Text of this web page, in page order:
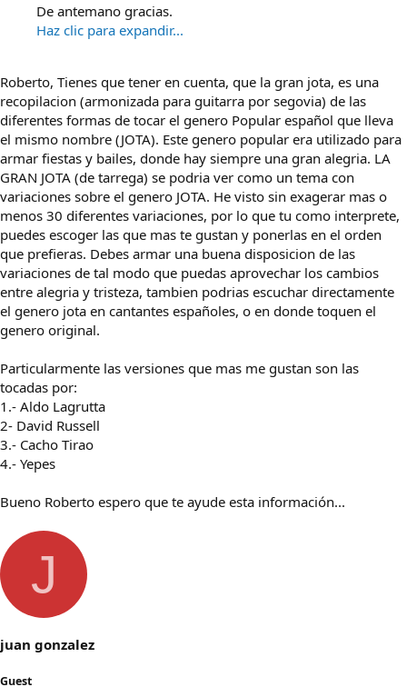
De antemano gracias.
Haz clic para expandir...
Roberto, Tienes que tener en cuenta, que la gran jota, es una
recopilacion (armonizada para guitarra por segovia) de las
diferentes formas de tocar el genero Popular español que lleva
el mismo nombre (JOTA). Este genero popular era utilizado para
armar fiestas y bailes, donde hay siempre una gran alegria. LA
GRAN JOTA (de tarrega) se podria ver como un tema con
variaciones sobre el genero JOTA. He visto sin exagerar mas o
menos 30 diferentes variaciones, por lo que tu como interprete,
puedes escoger las que mas te gustan y ponerlas en el orden
que prefieras. Debes armar una buena disposicion de las
variaciones de tal modo que puedas aprovechar los cambios
entre alegria y tristeza, tambien podrias escuchar directamente
el genero jota en cantantes españoles, o en donde toquen el
genero original.
Particularmente las versiones que mas me gustan son las
tocadas por:
1.- Aldo Lagrutta
2- David Russell
3.- Cacho Tirao
4.- Yepes
Bueno Roberto espero que te ayude esta información...
J
juan gonzalez
Guest